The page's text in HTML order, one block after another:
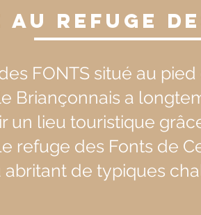
au Refuge
FONTS situé au
Briançonnais a
un lieu touristique
refuge des Fonts de
abritant de typiques